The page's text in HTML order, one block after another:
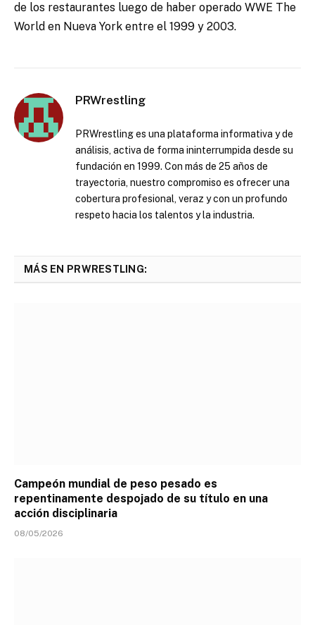
de los restaurantes luego de haber operado WWE The
World en Nueva York entre el 1999 y 2003.
PRWrestling
PRWrestling es una plataforma informativa y de
análisis, activa de forma ininterrumpida desde su
fundación en 1999. Con más de 25 años de
trayectoria, nuestro compromiso es ofrecer una
cobertura profesional, veraz y con un profundo
respeto hacia los talentos y la industria.
MÁS EN PRWRESTLING:
Campeón mundial de peso pesado es
repentinamente despojado de su título en una
acción disciplinaria
08/05/2026